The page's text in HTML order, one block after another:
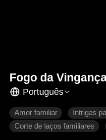
Fogo da
Português
Amor familiar
Intrigas
Corte de laços familiares